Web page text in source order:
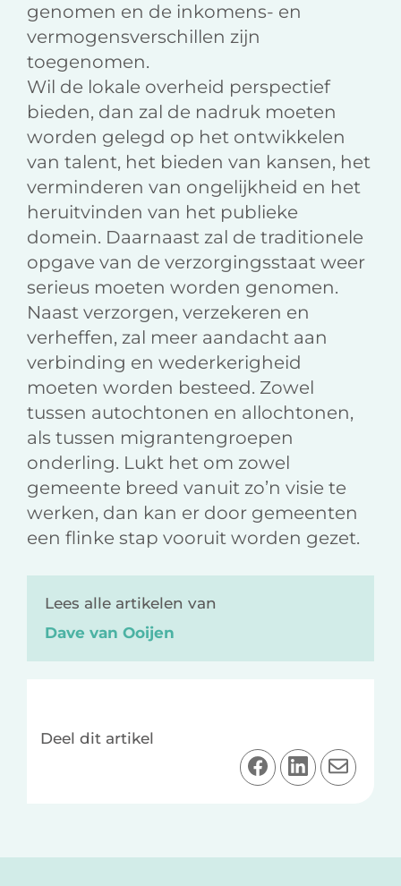
genomen en de inkomens- en
vermogensverschillen zijn
toegenomen.
Wil de lokale overheid perspectief
bieden, dan zal de nadruk moeten
worden gelegd op het ontwikkelen
van talent, het bieden van kansen, het
verminderen van ongelijkheid en het
heruitvinden van het publieke
domein. Daarnaast zal de traditionele
opgave van de verzorgingsstaat weer
serieus moeten worden genomen.
Naast verzorgen, verzekeren en
verheffen, zal meer aandacht aan
verbinding en wederkerigheid
moeten worden besteed. Zowel
tussen autochtonen en allochtonen,
als tussen migrantengroepen
onderling. Lukt het om zowel
gemeente breed vanuit zo’n visie te
werken, dan kan er door gemeenten
een flinke stap vooruit worden gezet.
Lees alle artikelen van
Dave van Ooijen
Deel dit artikel
D
e
o
D
e
o
D
e
v